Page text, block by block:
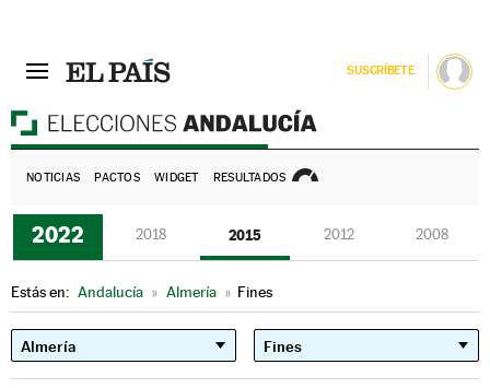
SUSCRÍBETE
NOTICIAS PACTOS WIDGET RESULTADOS
2022 2018 2015 2012 2008
Estás en: Andalucía » Almería » Fines